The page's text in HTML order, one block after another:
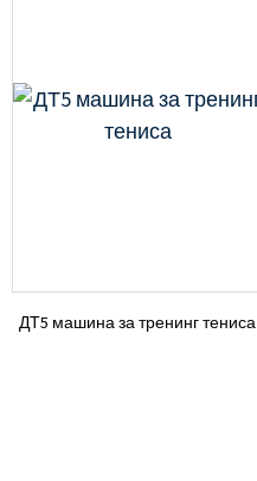
ДТ5 машина за тренинг тениса